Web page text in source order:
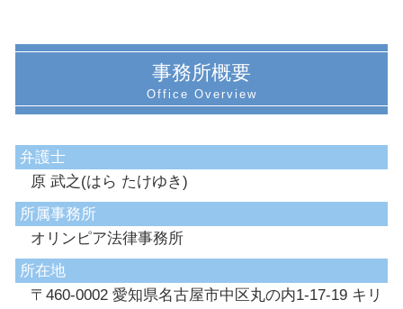
事務所概要
弁護士
原 武之(はら たけゆき)
所属事務所
オリンピア法律事務所
所在地
〒460-0002 愛知県名古屋市中区丸の内1-17-19 キリ